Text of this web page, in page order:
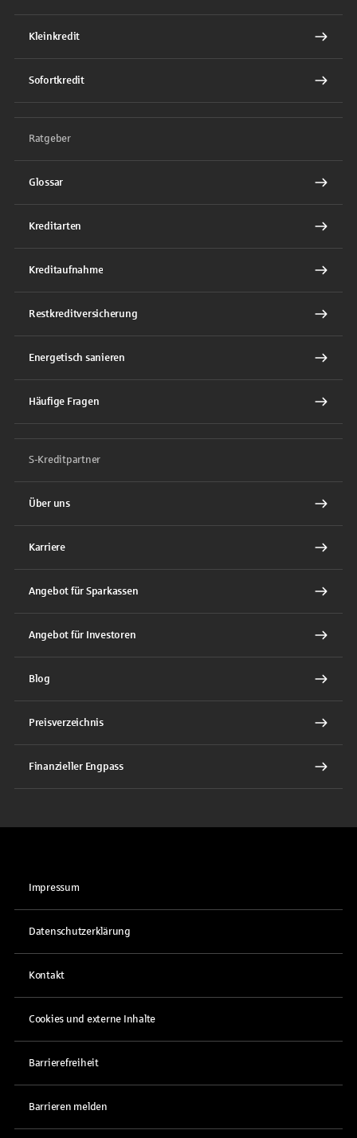
Kleinkredit
Sofortkredit
Ratgeber
Glossar
Kreditarten
Kreditaufnahme
Restkreditversicherung
Energetisch sanieren
Häufige Fragen
S-Kreditpartner
Über uns
Karriere
Angebot für Sparkassen
Angebot für Investoren
Blog
Preisverzeichnis
Finanzieller Engpass
Impressum
Datenschutzerklärung
Kontakt
Cookies und externe Inhalte
Barrierefreiheit
Barrieren melden